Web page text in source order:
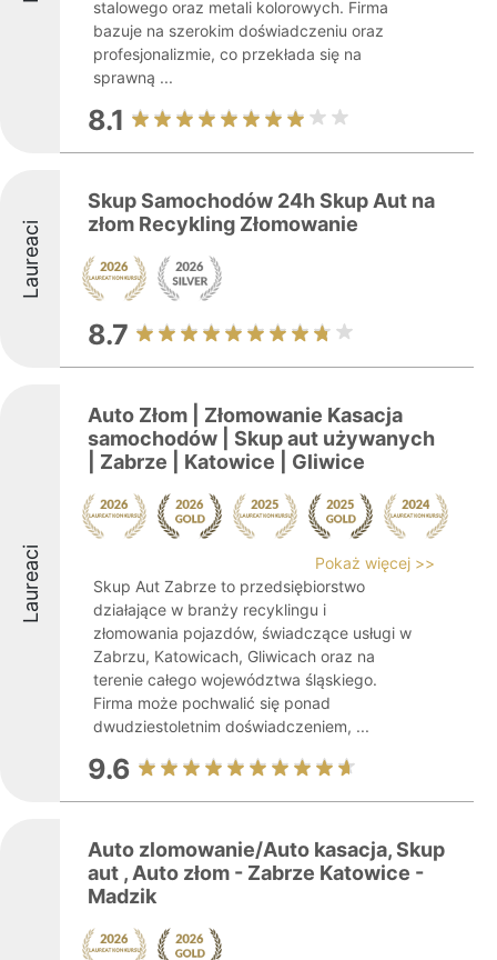
stalowego oraz metali kolorowych. Firma
bazuje na szerokim doświadczeniu oraz
profesjonalizmie, co przekłada się na
sprawną ...
8.1
Laureaci
Skup Samochodów 24h Skup Aut na
złom Recykling Złomowanie
8.7
Laureaci
Auto Złom | Złomowanie Kasacja
samochodów | Skup aut używanych
| Zabrze | Katowice | Gliwice
Pokaż więcej >>
Skup Aut Zabrze to przedsiębiorstwo
działające w branży recyklingu i
złomowania pojazdów, świadczące usługi w
Zabrzu, Katowicach, Gliwicach oraz na
terenie całego województwa śląskiego.
Firma może pochwalić się ponad
dwudziestoletnim doświadczeniem, ...
9.6
Auto zlomowanie/Auto kasacja, Skup
aut , Auto złom - Zabrze Katowice -
Madzik